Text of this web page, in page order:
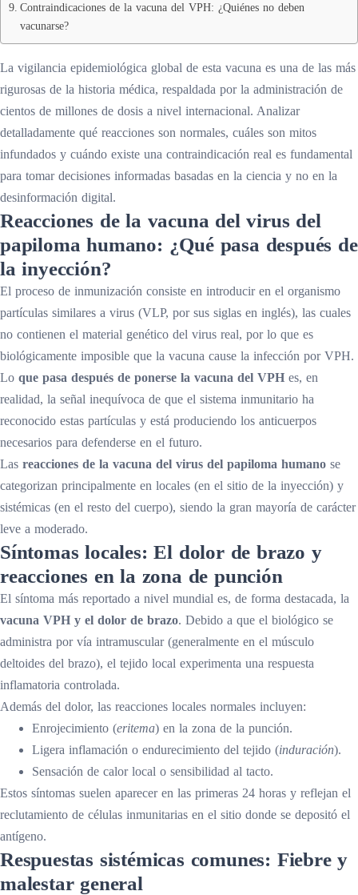
Contraindicaciones de la vacuna del VPH: ¿Quiénes no deben
vacunarse?
La vigilancia epidemiológica global de esta vacuna es una de las más
rigurosas de la historia médica, respaldada por la administración de
cientos de millones de dosis a nivel internacional. Analizar
detalladamente qué reacciones son normales, cuáles son mitos
infundados y cuándo existe una contraindicación real es fundamental
para tomar decisiones informadas basadas en la ciencia y no en la
desinformación digital.
Reacciones de la vacuna del virus del
papiloma humano: ¿Qué pasa después de
la inyección?
El proceso de inmunización consiste en introducir en el organismo
partículas similares a virus (VLP, por sus siglas en inglés), las cuales
no contienen el material genético del virus real, por lo que es
biológicamente imposible que la vacuna cause la infección por VPH.
Lo que pasa después de ponerse la vacuna del VPH es, en
realidad, la señal inequívoca de que el sistema inmunitario ha
reconocido estas partículas y está produciendo los anticuerpos
necesarios para defenderse en el futuro.
Las reacciones de la vacuna del virus del papiloma humano se
categorizan principalmente en locales (en el sitio de la inyección) y
sistémicas (en el resto del cuerpo), siendo la gran mayoría de carácter
leve a moderado.
Síntomas locales: El dolor de brazo y
reacciones en la zona de punción
El síntoma más reportado a nivel mundial es, de forma destacada, la
vacuna VPH y el dolor de brazo. Debido a que el biológico se
administra por vía intramuscular (generalmente en el músculo
deltoides del brazo), el tejido local experimenta una respuesta
inflamatoria controlada.
Además del dolor, las reacciones locales normales incluyen:
Enrojecimiento (eritema) en la zona de la punción.
Ligera inflamación o endurecimiento del tejido (induración).
Sensación de calor local o sensibilidad al tacto.
Estos síntomas suelen aparecer en las primeras 24 horas y reflejan el
reclutamiento de células inmunitarias en el sitio donde se depositó el
antígeno.
Respuestas sistémicas comunes: Fiebre y
malestar general